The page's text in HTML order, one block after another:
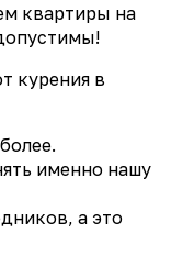
квартиры на
курения в
именно нашу
а это